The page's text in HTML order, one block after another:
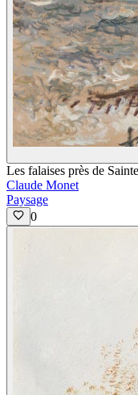
Les falaises près de
Claude Monet
Paysage
0